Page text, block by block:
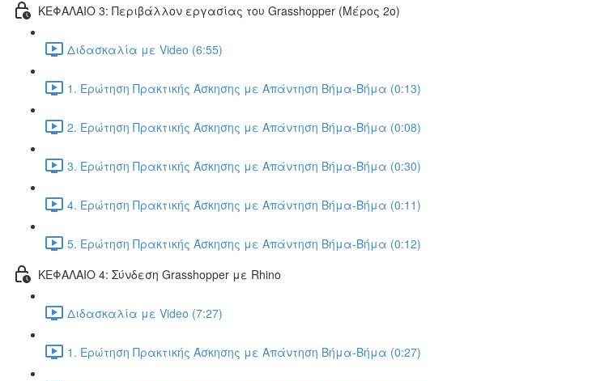
ΚΕΦΑΛΑΙΟ 3: Περιβάλλον εργασίας του Grasshopper (Μέρος 2ο)
Διδασκαλία με Video (6:55)
1. Ερώτηση Πρακτικής Άσκησης με Απάντηση Βήμα-Βήμα (0:13)
2. Ερώτηση Πρακτικής Άσκησης με Απάντηση Βήμα-Βήμα (0:08)
3. Ερώτηση Πρακτικής Άσκησης με Απάντηση Βήμα-Βήμα (0:30)
4. Ερώτηση Πρακτικής Άσκησης με Απάντηση Βήμα-Βήμα (0:11)
5. Ερώτηση Πρακτικής Άσκησης με Απάντηση Βήμα-Βήμα (0:12)
ΚΕΦΑΛΑΙΟ 4: Σύνδεση Grasshopper με Rhino
Διδασκαλία με Video (7:27)
1. Ερώτηση Πρακτικής Άσκησης με Απάντηση Βήμα-Βήμα (0:27)